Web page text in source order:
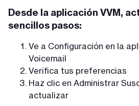
Desde la aplicación VVM,
sencillos pasos:
Ve a Configuración en la
Voicemail
Verifica tus preferencias
Haz clic en Administrar
actualizar